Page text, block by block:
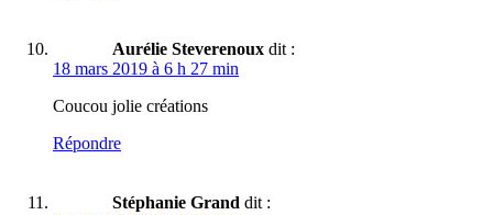
Aurélie Steverenoux dit :
18 mars 2019 à 6 h 27 min
Coucou jolie créations
Répondre
Stéphanie Grand dit :